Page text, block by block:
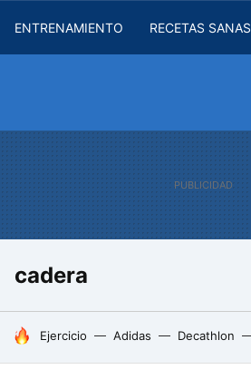
ENTRENAMIENTO RECETAS SANAS
cadera
HOY SE HABLA DE
Ejercicio Adidas Decathlon